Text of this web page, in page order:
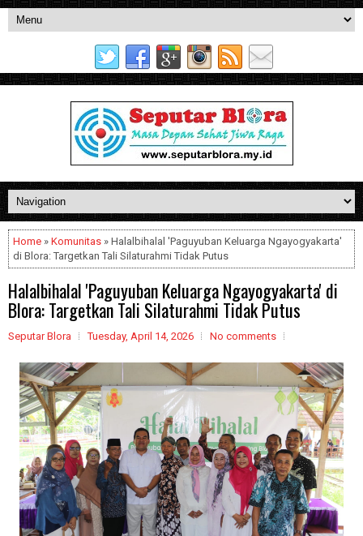
Home » Komunitas » Halalbihalal 'Paguyuban Keluarga Ngayogyakarta'
di Blora: Targetkan Tali Silaturahmi Tidak Putus
Halalbihalal 'Paguyuban Keluarga Ngayogyakarta' di
Blora: Targetkan Tali Silaturahmi Tidak Putus
Seputar Blora Tuesday, April 14, 2026 No comments